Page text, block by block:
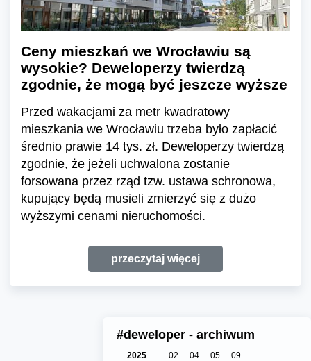
Ceny mieszkań we Wrocławiu są
wysokie? Deweloperzy twierdzą
zgodnie, że mogą być jeszcze wyższe
Przed wakacjami za metr kwadratowy
mieszkania we Wrocławiu trzeba było zapłacić
średnio prawie 14 tys. zł. Deweloperzy twierdzą
zgodnie, że jeżeli uchwalona zostanie
forsowana przez rząd tzw. ustawa schronowa,
kupujący będą musieli zmierzyć się z dużo
wyższymi cenami nieruchomości.
przeczytaj więcej
#deweloper - archiwum
2025 02 04 05
09